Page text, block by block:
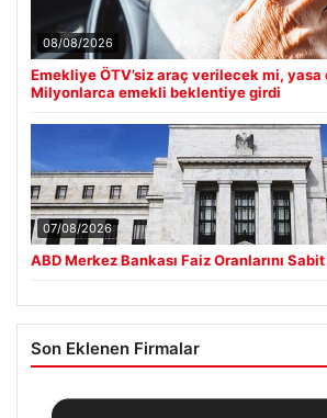
08/08/2026
Emekliye ÖTV’siz araç verilecek mi, yasa
Milyonlarca emekli beklentiye girdi
07/08/2026
ABD Merkez Bankası Faiz Oranlarını
Son Eklenen Firmalar